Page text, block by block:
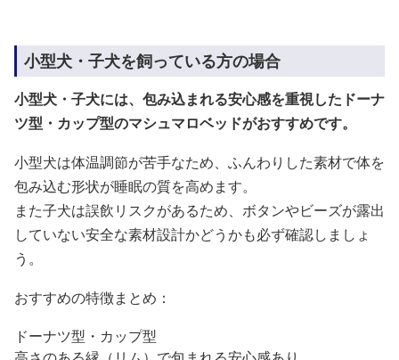
小型犬・子犬を飼っている方の場合
小型犬・子犬には、包み込まれる安心感を重視したドーナ
ツ型・カップ型のマシュマロベッドがおすすめです。
小型犬は体温調節が苦手なため、ふんわりした素材で体を
包み込む形状が睡眠の質を高めます。
また子犬は誤飲リスクがあるため、ボタンやビーズが露出
していない安全な素材設計かどうかも必ず確認しましょ
う。
おすすめの特徴まとめ：
ドーナツ型・カップ型